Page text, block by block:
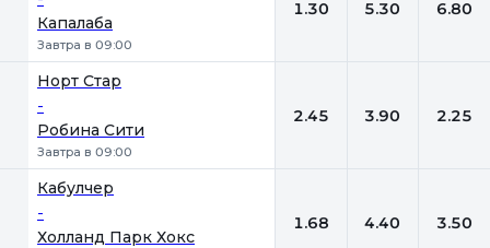
Капалаба
Завтра в 09:00
1.30 5.30 6.80
Норт Стар
-
Робина Сити
Завтра в 09:00
2.45 3.90 2.25
Кабулчер
-
Холланд Парк Хокс
1.68 4.40 3.50